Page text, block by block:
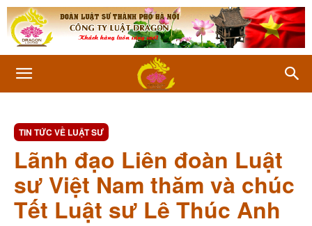
TIN TỨC VỀ LUẬT SƯ
Lãnh đạo Liên đoàn Luật
sư Việt Nam thăm và chúc
Tết Luật sư Lê Thúc Anh